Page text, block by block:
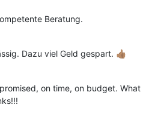
Beratung.
Dazu viel Geld gespart. 👍🏽
on time, on budget. What